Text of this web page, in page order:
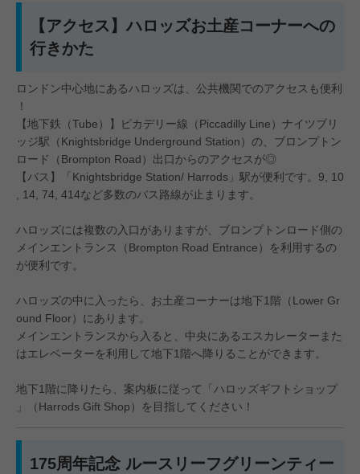
【アクセス】ハロッズお土産コーナーへの
行きかた
ロンドン中心地にあるハロッズは、公共機関でのアクセスも便利
！
【地下鉄（Tube）】ピカデリー線（Piccadilly Line）ナイツブリ
ッジ駅（Knightsbridge Underground Station）の、ブロンプトン
ロード（Brompton Road）出口からのアクセスが◎
【バス】「Knightsbridge Station/ Harrods」駅が便利です。9, 10
, 14, 74, 414など多数のバス路線が止まります。
ハロッズには複数の入口がありますが、ブロンプトンロード側の
メインエントランス（Brompton Road Entrance）を利用するの
が便利です。
ハロッズの中に入ったら、お土産コーナーは地下1階（Lower Gr
ound Floor）にあります。
メインエントランスから入ると、中央にあるエスカレーターまた
はエレベーターを利用して地下1階へ降りることができます。
地下1階に降りたら、案内板に従って「ハロッズギフトショップ
」（Harrods Gift Shop）を目指してください！
175周年記念 ルースリーフグリーンティー